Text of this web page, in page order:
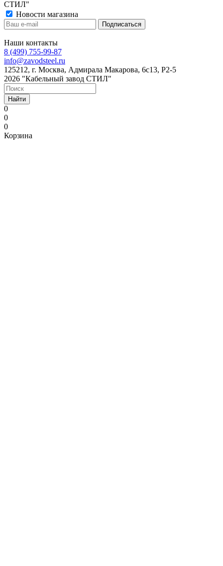
СТИЛ"
Новости магазина
Наши контакты
8 (499) 755-99-87
info@zavodsteel.ru
125212, г. Москва, Адмирала Макарова, 6с13, Р2-5
2026 "Кабельный завод СТИЛ"
Найти
0
0
0
Корзина